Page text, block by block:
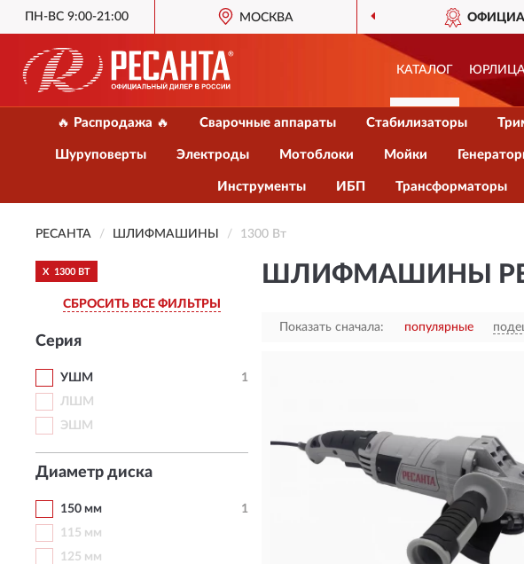
ПН-ВС 9:00-21:00 МОСКВА
КАТАЛОГ
🔥 Распродажа 🔥 Сварочные аппараты Стабилизаторы
Шуруповерты Электроды Мотоблоки Мойки
Инструменты ИБП Трансформаторы
РЕСАНТА ШЛИФМАШИНЫ 1300 Вт
X 1300 ВТ
СБРОСИТЬ ВСЕ ФИЛЬТРЫ
Серия
УШМ
1
ЛШМ
ЭШМ
Диаметр диска
150 мм
1
115 мм
125 мм
ШЛИФМАШИНЫ
Показать сначала: популярные